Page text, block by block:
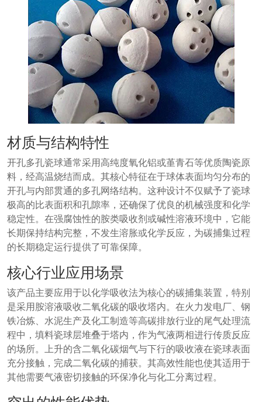
材质与结构特性
开孔多孔瓷球通常采用高纯度氧化铝或堇青石等优质陶瓷原
料，经高温烧结而成。其核心特征在于球体表面均匀分布的
开孔与内部贯通的多孔网络结构。这种设计不仅赋予了瓷球
极高的比表面积和孔隙率，还确保了优良的机械强度和化学
稳定性。在强腐蚀性的胺类吸收剂或碱性溶液环境中，它能
长期保持结构完整，不发生溶胀或化学反应，为碳捕集过程
的长期稳定运行提供了可靠保障。
核心行业应用场景
该产品主要应用于以化学吸收法为核心的碳捕集装置，特别
是采用胺溶液吸收二氧化碳的吸收塔内。在火力发电厂、钢
铁冶炼、水泥生产及化工制造等高碳排放行业的尾气处理流
程中，填料瓷球层堆叠于塔内，作为气液两相进行传质反应
的场所。上升的含二氧化碳烟气与下行的吸收液在瓷球表面
充分接触，完成二氧化碳的捕获。其高效性能也使其适用于
其他需要气液密切接触的环保净化与化工分离过程。